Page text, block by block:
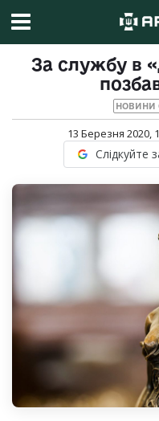
За службу в
НОВИНИ
13 Березня 2020,
Слідкуйте